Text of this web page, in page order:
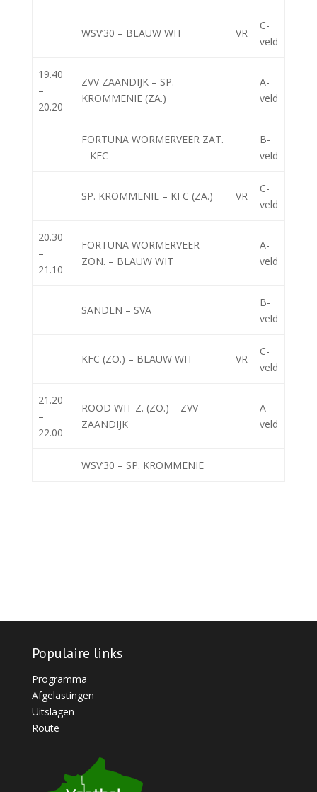
WSV’30 – BLAUW WIT VR
C-
veld
19.40
–
20.20
ZVV ZAANDIJK – SP.
KROMMENIE (ZA.)
A-
veld
FORTUNA WORMERVEER ZAT.
– KFC
B-
veld
SP. KROMMENIE – KFC (ZA.) VR
C-
veld
20.30
–
21.10
FORTUNA WORMERVEER
ZON. – BLAUW WIT
A-
veld
SANDEN – SVA
B-
veld
KFC (ZO.) – BLAUW WIT VR
C-
veld
21.20
–
22.00
ROOD WIT Z. (ZO.) – ZVV
ZAANDIJK
A-
veld
WSV’30 – SP. KROMMENIE
Populaire links
Programma
Afgelastingen
Uitslagen
Route